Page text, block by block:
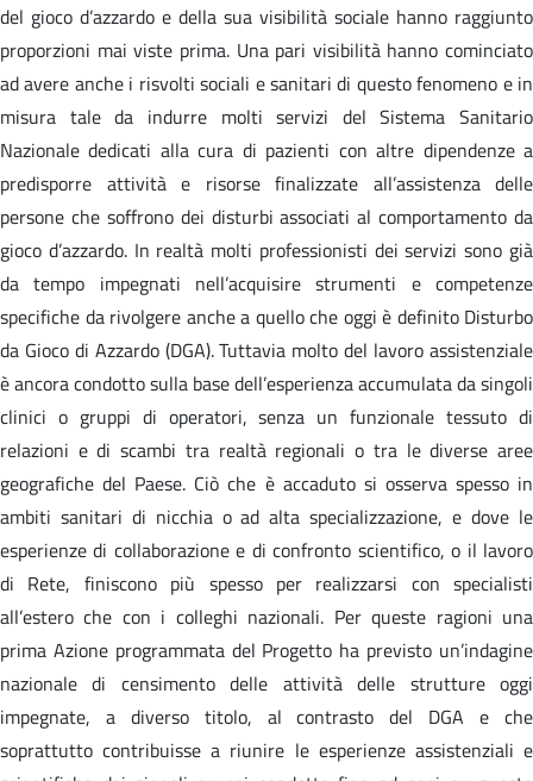
del gioco d’azzardo e della sua visibilità sociale hanno raggiunto
proporzioni mai viste prima. Una pari visibilità hanno cominciato
ad avere anche i risvolti sociali e sanitari di questo fenomeno e in
misura tale da indurre molti servizi del Sistema Sanitario
Nazionale dedicati alla cura di pazienti con altre dipendenze a
predisporre attività e risorse finalizzate all’assistenza delle
persone che soffrono dei disturbi associati al comportamento da
gioco d’azzardo. In realtà molti professionisti dei servizi sono già
da tempo impegnati nell’acquisire strumenti e competenze
specifiche da rivolgere anche a quello che oggi è definito Disturbo
da Gioco di Azzardo (DGA). Tuttavia molto del lavoro assistenziale
è ancora condotto sulla base dell’esperienza accumulata da singoli
clinici o gruppi di operatori, senza un funzionale tessuto di
relazioni e di scambi tra realtà regionali o tra le diverse aree
geografiche del Paese. Ciò che è accaduto si osserva spesso in
ambiti sanitari di nicchia o ad alta specializzazione, e dove le
esperienze di collaborazione e di confronto scientifico, o il lavoro
di Rete, finiscono più spesso per realizzarsi con specialisti
all’estero che con i colleghi nazionali. Per queste ragioni una
prima Azione programmata del Progetto ha previsto un’indagine
nazionale di censimento delle attività delle strutture oggi
impegnate, a diverso titolo, al contrasto del DGA e che
soprattutto contribuisse a riunire le esperienze assistenziali e